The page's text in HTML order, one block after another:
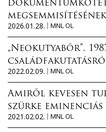
2026.01.28.
MNL OL
„Neokutyabőr”.
2022.02.09.
MNL OL
Amiről kevesen
szürke
2021.02.02.
MNL OL